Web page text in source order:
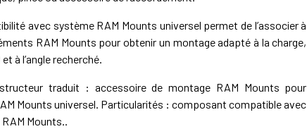
avec système RAM Mounts universel permet de l’associer à
RAM Mounts pour obtenir un montage adapté à la charge,
à l’angle recherché.
traduit : accessoire de montage RAM Mounts pour
Mounts universel. Particularités : composant compatible avec
Mounts..